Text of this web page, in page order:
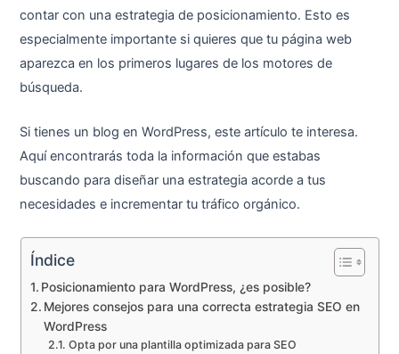
contar con una estrategia de posicionamiento. Esto es
especialmente importante si quieres que tu página web
aparezca en los primeros lugares de los motores de
búsqueda.
Si tienes un blog en WordPress, este artículo te interesa.
Aquí encontrarás toda la información que estabas
buscando para diseñar una estrategia acorde a tus
necesidades e incrementar tu tráfico orgánico.
Índice
Posicionamiento para WordPress, ¿es posible?
Mejores consejos para una correcta estrategia SEO en
WordPress
Opta por una plantilla optimizada para SEO